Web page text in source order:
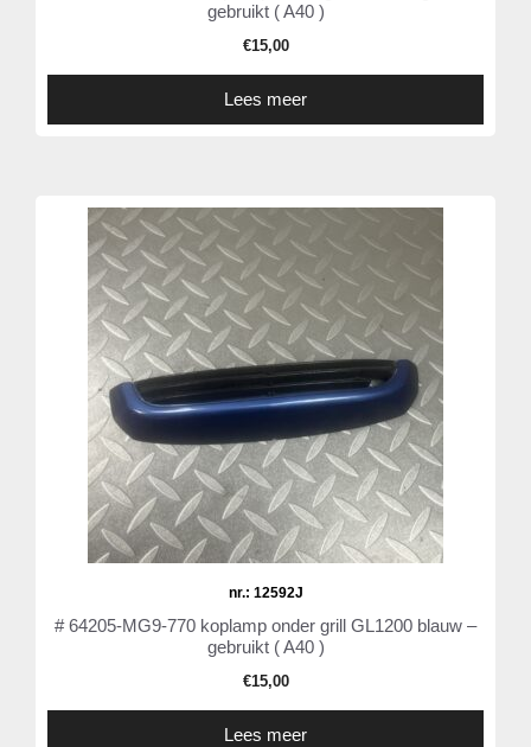
gebruikt ( A40 )
€15,00
Lees meer
nr.: 12592J
# 64205-MG9-770 koplamp onder grill GL1200 blauw –
gebruikt ( A40 )
€15,00
Lees meer